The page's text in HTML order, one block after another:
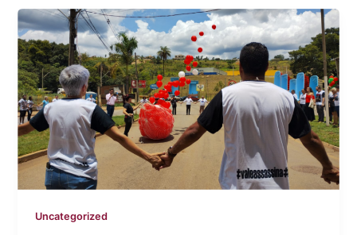
Uncategorized